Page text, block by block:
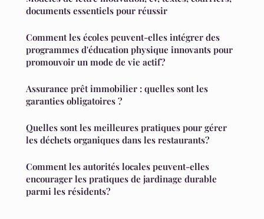
documents essentiels pour réussir
Comment les écoles peuvent-elles intégrer des
programmes d'éducation physique innovants pour
promouvoir un mode de vie actif?
Assurance prêt immobilier : quelles sont les
garanties obligatoires ?
Quelles sont les meilleures pratiques pour gérer
les déchets organiques dans les restaurants?
Comment les autorités locales peuvent-elles
encourager les pratiques de jardinage durable
parmi les résidents?